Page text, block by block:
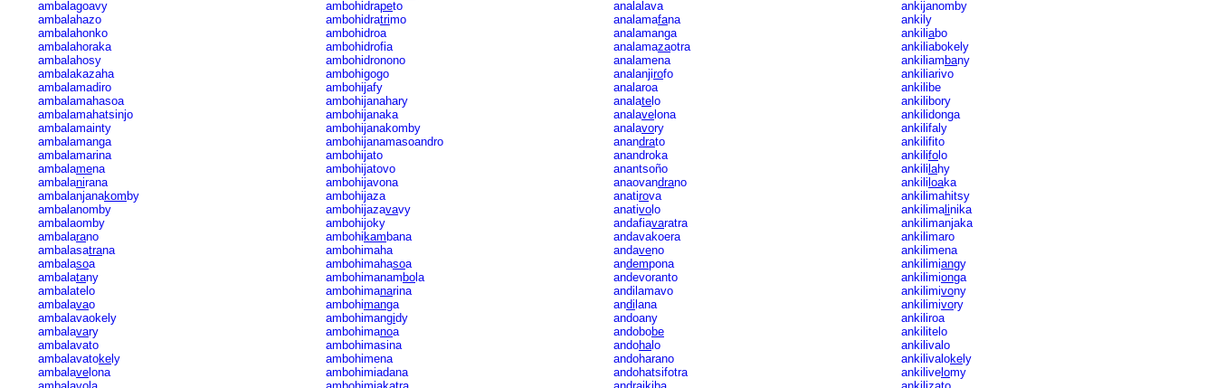
ambalagoavy
ambalahazo
ambalahonko
ambalahoraka
ambalahosy
ambalakazaha
ambalamadiro
ambalamahasoa
ambalamahatsinjo
ambalamainty
ambalamanga
ambalamarina
ambalamena
ambalanirana
ambalanjanakom by
ambalanomby
ambalaomby
ambalarano
ambalasatrana
ambalasoa
ambalatany
ambalatelo
ambalavao
ambalavaokely
ambalavary
ambalavato
ambalavatokely
ambalavelona
ambohidrapeto
ambohidratrimo
ambohidroa
ambohidrofia
ambohidronono
ambohigogo
ambohijafy
ambohijanahary
ambohijanaka
ambohijanakomby
ambohijanamasoandro
ambohijato
ambohijatovo
ambohijavona
ambohijaza
ambohijazavavy
ambohijoky
ambohi kam bana
ambohimaha
ambohimahasoa
ambohimanam bola
ambohimanarina
ambohimanga
ambohimangidy
ambohimanoa
ambohimasina
ambohimena
ambohimiadana
analalava
analamafana
analamanga
analamazaotra
analamena
analanjirofo
analaroa
analatelo
analavelona
analavory
anandrato
anandroka
anantsoño
anaovandrano
anatirova
anativolo
andafiavaratra
andavakoera
andaveno
andempona
andevoranto
andilamavo
andi lana
andoany
andobobe
andohalo
andoharano
andohatsifotra
ankijanomby
ankily
ankiliabo
ankiliabokely
ankiliam bany
ankiliarivo
ankilibe
ankilibory
ankilidonga
ankilifaly
ankilifito
ankilifolo
ankili lahy
ankili loaka
ankilimahitsy
ankilimalinika
ankilimanjaka
ankilimaro
ankilimena
ankilimiangy
ankilimionga
ankilimivony
ankilimivory
ankiliroa
ankilitelo
ankilivalo
ankilivalokely
ankilivelomy